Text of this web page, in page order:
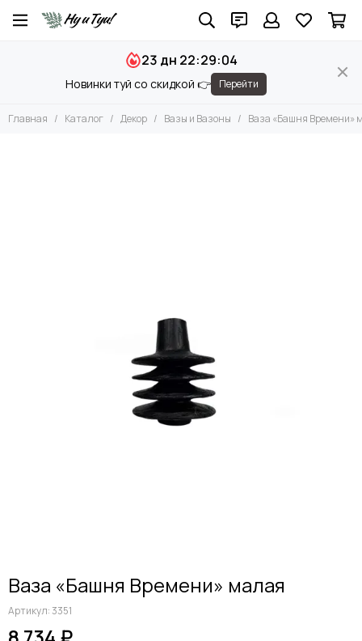
Декор
Вазы и Вазоны
Подсвечники
Новинки туй со скидкой 👉
23 дн 22:29:03
Перейти
Главная Каталог Декор Вазы и Вазоны Ваза «Башня Времени»
Ваза «Башня Времени» малая
Артикул:3351